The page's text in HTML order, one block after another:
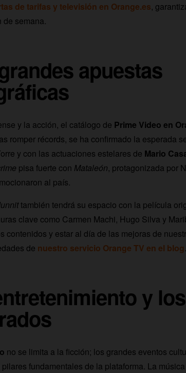
de tarifas y televisión en Orange.es,
de semana.
apuestas
y la acción, el catálogo de Prime Video en
romper récords, se ha confirmado la esperada
y con las actuaciones estelares de Mario
pisa fuerte con Mataleón, protagonizada por
al país.
también tendrá su espacio con la película
clave como Carmen Machi, Hugo Silva y
contenidos y estar al día de las mejoras de
de nuestro servicio Orange TV en el blog.
y
no se limita a la ficción; los grandes eventos
fundamentales de la plataforma. La